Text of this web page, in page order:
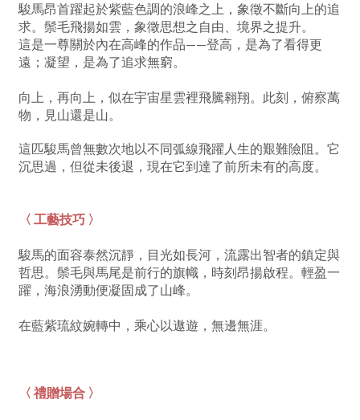
駿馬昂首躍起於紫藍色調的浪峰之上，象徵不斷向上的追
求。鬃毛飛揚如雲，象徵思想之自由、境界之提升。
這是一尊關於內在高峰的作品——登高，是為了看得更
遠；凝望，是為了追求無窮。
向上，再向上，似在宇宙星雲裡飛騰翱翔。此刻，俯察萬
物，見山還是山。
這匹駿馬曾無數次地以不同弧線飛躍人生的艱難險阻。 它
沉思過，但從未後退，現在它到達了前所未有的高度。
〈 工藝技巧 〉
駿馬的面容泰然沉靜，目光如長河，流露出智者的鎮定與
哲思。 鬃毛與馬尾是前行的旗幟，時刻昂揚啟程。輕盈一
躍， 海浪湧動便凝固成了山峰。
在藍紫琉紋婉轉中，乘心以遨遊，無邊無涯。
〈 禮贈場合 〉